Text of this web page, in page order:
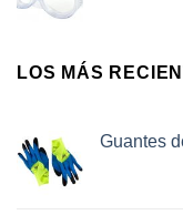
LOS MÁS
Guantes